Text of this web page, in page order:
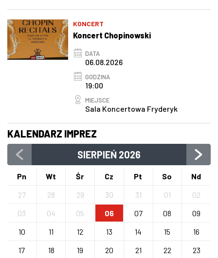
KONCERT
Koncert Chopinowski
DATA
06.08.2026
GODZINA
19:00
MIEJSCE
Sala Koncertowa Fryderyk
KALENDARZ IMPREZ
SIERPIEŃ 2026
Pn Wt Śr Cz Pt So
Nd
27
28 29 30 31 01
02
03
04 05 06 07 08
09
10
11 12 13 14 15
16
17
18 19 20 21 22
23